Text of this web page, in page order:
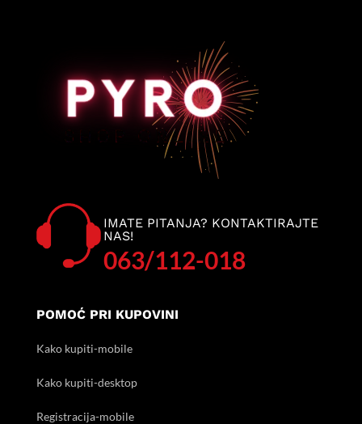
IMATE PITANJA? KONTAKTIRAJTE
NAS!
063/112-018
POMOĆ PRI KUPOVINI
Kako kupiti-mobile
Kako kupiti-desktop
Registracija-mobile